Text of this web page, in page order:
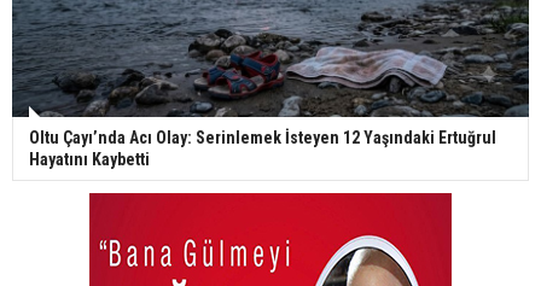
Oltu Çayı’nda Acı Olay: Serinlemek İsteyen 12 Yaşındaki Ertuğrul
Hayatını Kaybetti